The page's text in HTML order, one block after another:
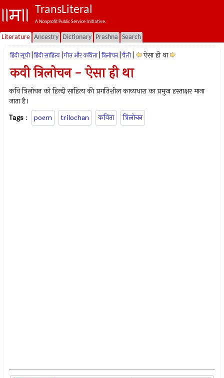
TransLiteral
A Nonprofit Public Service Initiative.
Literature Ancestry Dictionary Prashna Search
हिंदी सूची हिंदी साहित्य गीत और कविता त्रिलोचन चैती ऐसा ही था
कवी त्रिलोचन - ऐसा ही था
कवि त्रिलोचन को हिन्दी साहित्य की प्रगतिशील काव्यधारा का प्रमुख हस्ताक्षर माना
जाता है।
Tags : poem trilochan कविता त्रिलोचन